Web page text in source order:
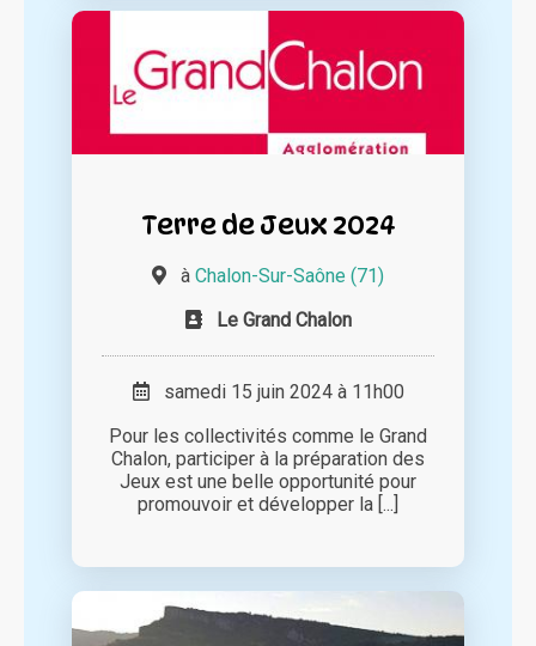
Terre de Jeux 2024
à Chalon-Sur-Saône (71)
Le Grand Chalon
samedi 15 juin 2024 à 11h00
Pour les collectivités comme le Grand
Chalon, participer à la préparation des
Jeux est une belle opportunité pour
promouvoir et développer la [...]